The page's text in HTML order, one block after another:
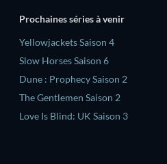
Prochaines séries à venir
Yellowjackets Saison 4
Slow Horses Saison 6
Dune : Prophecy Saison 2
The Gentlemen Saison 2
Love Is Blind: UK Saison 3